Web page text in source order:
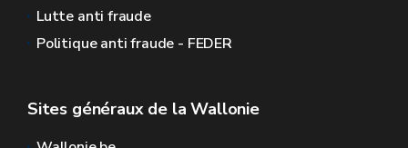
Lutte anti fraude
Politique anti fraude - FEDER
Sites généraux de la Wallonie